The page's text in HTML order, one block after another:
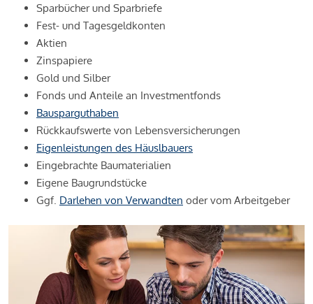
Sparbücher und Sparbriefe
Fest- und Tagesgeldkonten
Aktien
Zinspapiere
Gold und Silber
Fonds und Anteile an Investmentfonds
Bausparguthaben
Rückkaufswerte von Lebensversicherungen
Eigenleistungen des Häuslbauers
Eingebrachte Baumaterialien
Eigene Baugrundstücke
Ggf. Darlehen von Verwandten oder vom Arbeitgeber